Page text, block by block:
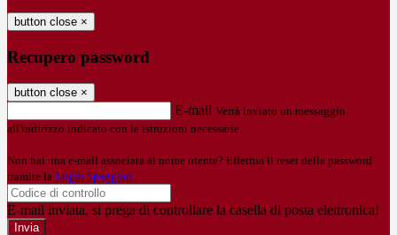
button close ×
Recupero password
button close ×
E-mail Verrà inviato un messaggio
all'indirizzo indicato con le istruzioni necessarie.
Non hai una e-mail associata al nome utente? Effettua il reset della password
tramite la Login Spaggiari
E-mail inviata, si prega di controllare la casella di posta elettronica!